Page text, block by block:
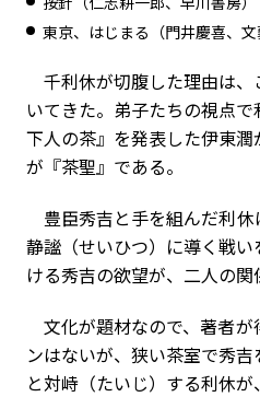
東京、はじまる（門井慶喜、文
千利休が切腹した理由は
いてきた。弟子たちの視点
下人の茶』を発表した伊東
が『茶聖』である。
豊臣秀吉と手を組んだ利休
静謐（せいひつ）に導く戦
ける秀吉の欲望が、二人の関
文化が題材なので、著者が
ンはないが、狭い茶室で秀
と対峙（たいじ）する利休